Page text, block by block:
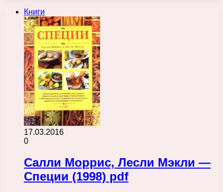
Книги
17.03.2016
0
Салли Моррис, Лесли Мэкли —
Специи (1998) pdf